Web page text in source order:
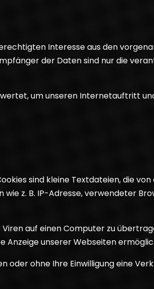
Interesse aus den
der Daten sind nur die
um unseren Internetauftritt
sind kleine Textdateien, die
z. B. IP-Adresse, verwendeter
auf einen Computer zu
Anzeige unserer Webseiten
ohne Ihre Einwilligung eine